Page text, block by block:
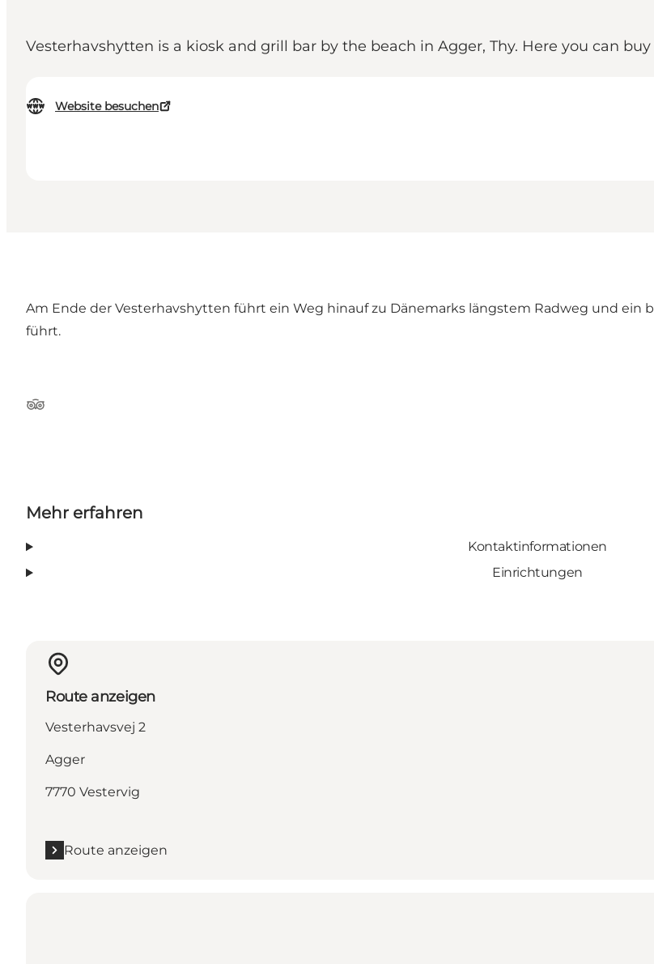
Vesterhavshytten is a kiosk and grill bar by the beach in Agger, Thy. Here you can
Website besuchen
Am Ende der Vesterhavshytten führt ein Weg hinauf zu Dänemarks längstem Radweg und
führt.
TripAdvisor
Mehr erfahren
Kontaktinformationen
Einrichtungen
Route anzeigen
Vesterhavsvej 2
Agger
7770 Vestervig
Route anzeigen